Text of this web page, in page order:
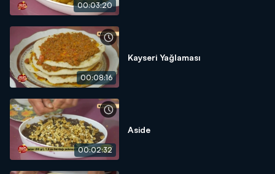
00:03:20
00:08:16
Kayseri Yağlaması
00:02:32
Aside